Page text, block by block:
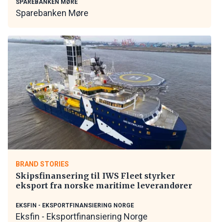
SPAREBANKEN MØRE
Sparebanken Møre
BRAND STORIES
Skipsfinansering til IWS Fleet styrker
eksport fra norske maritime leverandører
EKSFIN - EKSPORTFINANSIERING NORGE
Eksfin - Eksportfinansiering Norge